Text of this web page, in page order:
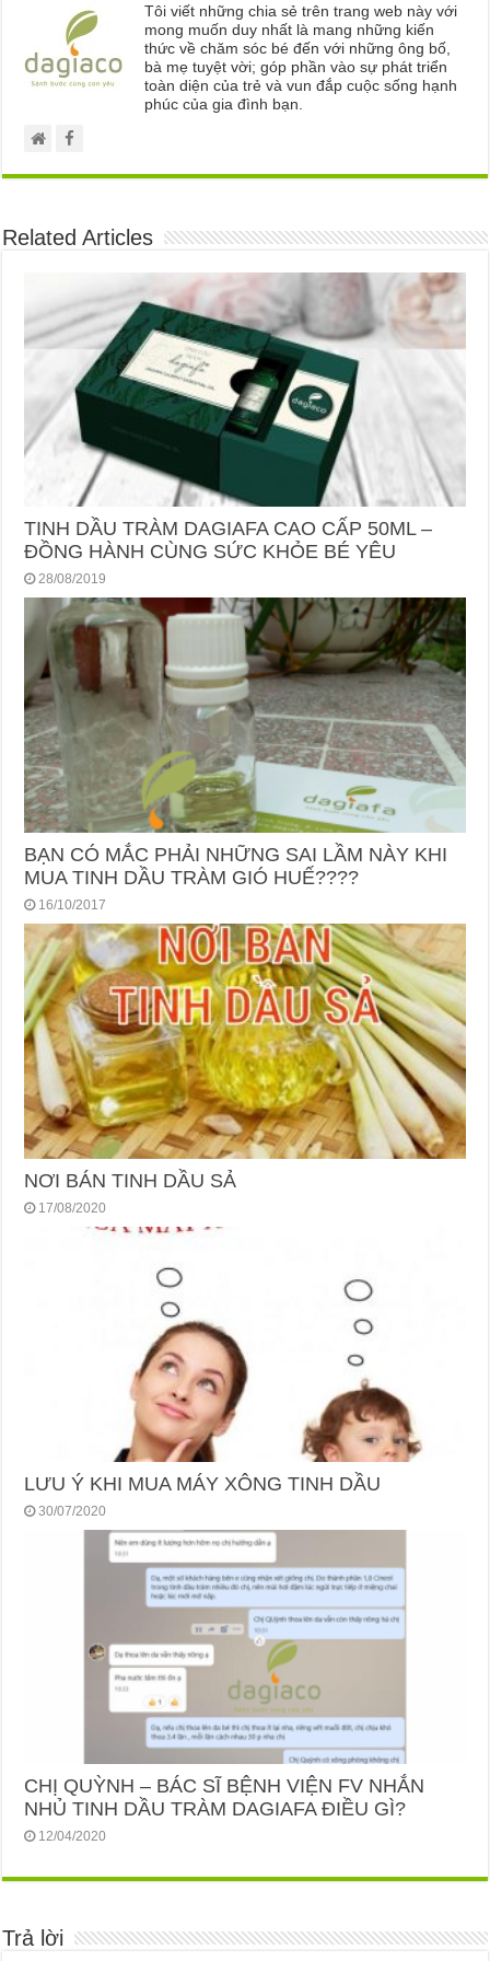
Tôi viết những chia sẻ trên trang web này với
mong muốn duy nhất là mang những kiến
thức về chăm sóc bé đến với những ông bố,
bà mẹ tuyệt vời; góp phần vào sự phát triển
toàn diện của trẻ và vun đắp cuộc sống hạnh
phúc của gia đình bạn.
Related Articles
TINH DẦU TRÀM DAGIAFA CAO CẤP 50ML –
ĐỒNG HÀNH CÙNG SỨC KHỎE BÉ YÊU
28/08/2019
BẠN CÓ MẮC PHẢI NHỮNG SAI LẦM NÀY KHI
MUA TINH DẦU TRÀM GIÓ HUẾ????
16/10/2017
NƠI BÁN TINH DẦU SẢ
17/08/2020
LƯU Ý KHI MUA MÁY XÔNG TINH DẦU
30/07/2020
CHỊ QUỲNH – BÁC SĨ BỆNH VIỆN FV NHẮN
NHỦ TINH DẦU TRÀM DAGIAFA ĐIỀU GÌ?
12/04/2020
Trả lời